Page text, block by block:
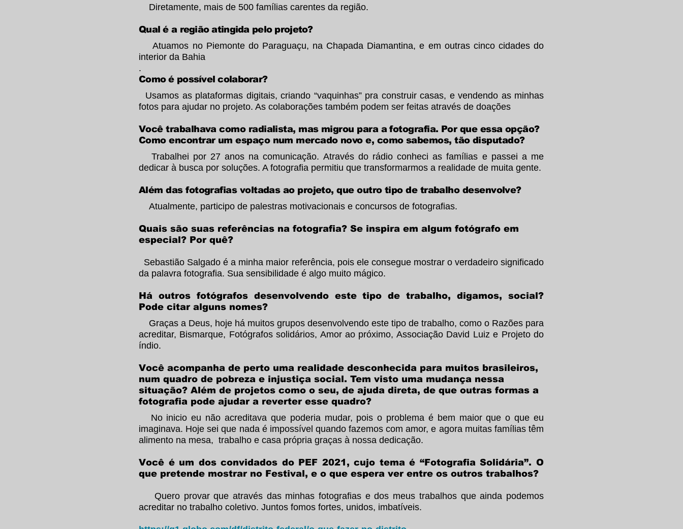
Diretamente, mais de 500 famílias carentes da região.
Qual é a região atingida pelo projeto?
Atuamos no Piemonte do Paraguaçu, na Chapada Diamantina, e em outras cinco cidades do
interior da Bahia
.
Como é possível colaborar?
Usamos as plataformas digitais, criando “vaquinhas” pra construir casas, e vendendo as minhas
fotos para ajudar no projeto. As colaborações também podem ser feitas através de doações
Você trabalhava como radialista, mas migrou para a fotografia. Por que essa opção?
Como encontrar um espaço num mercado novo e, como sabemos, tão disputado?
Trabalhei por 27 anos na comunicação. Através do rádio conheci as famílias e passei a me
dedicar à busca por soluções. A fotografia permitiu que transformarmos a realidade de muita gente.
Além das fotografias voltadas ao projeto, que outro tipo de trabalho desenvolve?
Atualmente, participo de palestras motivacionais e concursos de fotografias.
Quais são suas referências na fotografia? Se inspira em algum fotógrafo em
especial? Por quê?
Sebastião Salgado é a minha maior referência, pois ele consegue mostrar o verdadeiro significado
da palavra fotografia. Sua sensibilidade é algo muito mágico.
Há outros fotógrafos desenvolvendo este tipo de trabalho, digamos, social?
Pode citar alguns nomes?
Graças a Deus, hoje há muitos grupos desenvolvendo este tipo de trabalho, como o Razões para
acreditar, Bismarque, Fotógrafos solidários, Amor ao próximo, Associação David Luiz e Projeto do
índio.
Você acompanha de perto uma realidade desconhecida para muitos brasileiros,
num quadro de pobreza e injustiça social. Tem visto uma mudança nessa
situação? Além de projetos como o seu, de ajuda direta, de que outras formas a
fotografia pode ajudar a reverter esse quadro?
No inicio eu não acreditava que poderia mudar, pois o problema é bem maior que o que eu
imaginava. Hoje sei que nada é impossível quando fazemos com amor, e agora muitas famílias têm
alimento na mesa, trabalho e casa própria graças à nossa dedicação.
Você é um dos convidados do PEF 2021, cujo tema é “Fotografia Solidária”. O
que pretende mostrar no Festival, e o que espera ver entre os outros trabalhos?
Quero provar que através das minhas fotografias e dos meus trabalhos que ainda podemos
acreditar no trabalho coletivo. Juntos fomos fortes, unidos, imbatíveis.